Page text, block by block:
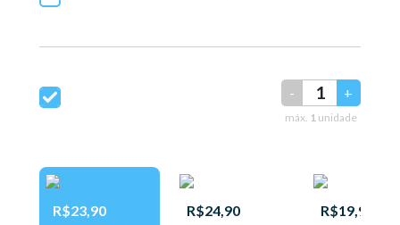
- +
máx. 1 unidade
R$23,90
R$24,90
R$19,95